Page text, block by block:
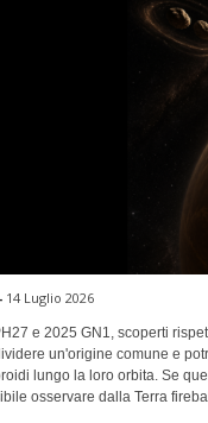
- 14 Luglio 2026
e 2025 GN1, scoperti
un'origine comune e
lungo la loro orbita. Se
osservare dalla Terra